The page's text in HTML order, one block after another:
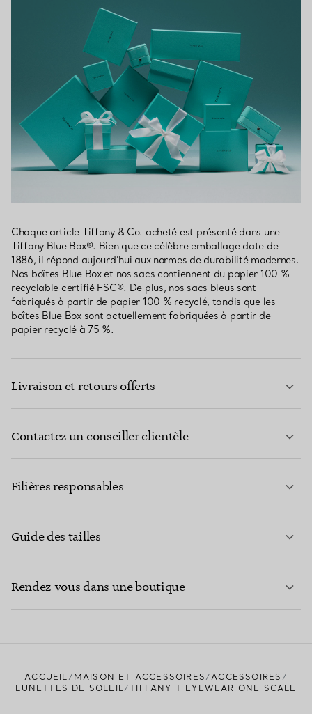
Chaque article Tiffany & Co. acheté est présenté dans une
Tiffany Blue Box®. Bien que ce célèbre emballage date de
1886, il répond aujourd’hui aux normes de durabilité modernes.
Nos boîtes Blue Box et nos sacs contiennent du papier 100 %
recyclable certifié FSC®. De plus, nos sacs bleus sont
fabriqués à partir de papier 100 % recyclé, tandis que les
boîtes Blue Box sont actuellement fabriquées à partir de
papier recyclé à 75 %.
Livraison et retours offerts
Contactez un conseiller clientèle
Filières responsables
Guide des tailles
Rendez-vous dans une boutique
TROUVEZ LA BOUTIQUE LA PLUS PROCHE
ACCUEIL MAISON ET ACCESSOIRES
ACCESSOIRES
LUNETTES DE SOLEIL
TIFFANY T EYEWEAR ONE SCALE